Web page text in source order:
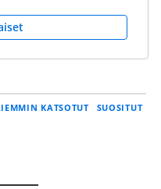
KATSOTUT SUOSITUT